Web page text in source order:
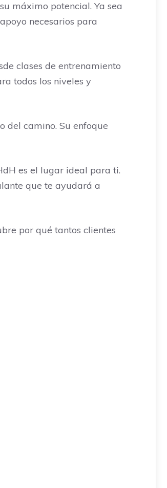
máximo potencial. Ya sea
necesarios para
clases de entrenamiento
todos los niveles y
del camino. Su enfoque
es el lugar ideal para ti.
que te ayudará a
por qué tantos clientes